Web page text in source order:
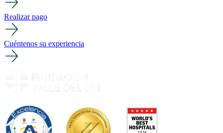
Realizar pago
Cuéntenos su experiencia